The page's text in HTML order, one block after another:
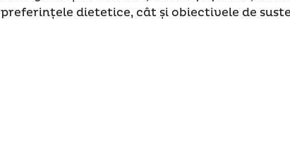
preferințele dietetice, cât și obiectivele de